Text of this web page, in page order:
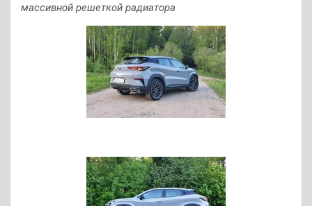
массивной решеткой радиатора